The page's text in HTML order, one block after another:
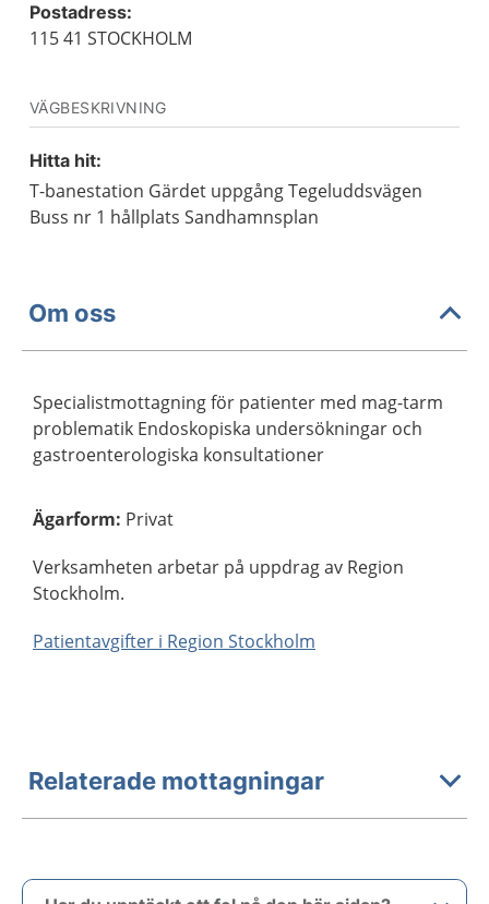
Postadress:
115 41 STOCKHOLM
VÄGBESKRIVNING
Hitta hit:
T-banestation Gärdet uppgång Tegeluddsvägen
Buss nr 1 hållplats Sandhamnsplan
Om oss
Specialistmottagning för patienter med mag-tarm
problematik Endoskopiska undersökningar och
gastroenterologiska konsultationer
Ägarform: Privat
Verksamheten arbetar på uppdrag av Region
Stockholm.
Patientavgifter i Region Stockholm
Relaterade mottagningar